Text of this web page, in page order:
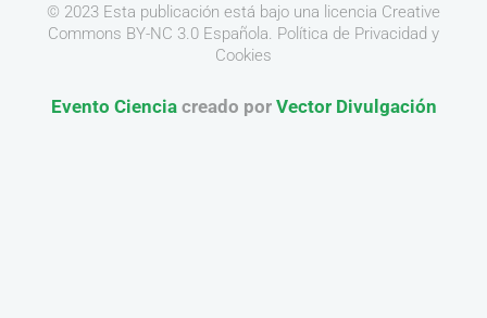
© 2023 Esta publicación está bajo una licencia Creative
Commons BY-NC 3.0 Española. Política de Privacidad y
Cookies
Evento Cienciacreado por Vector Divulgación